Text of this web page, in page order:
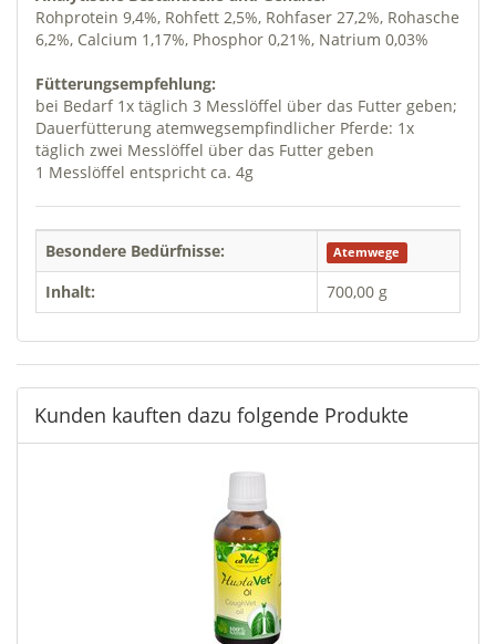
Rohprotein 9,4%, Rohfett 2,5%, Rohfaser 27,2%, Rohasche
6,2%, Calcium 1,17%, Phosphor 0,21%, Natrium 0,03%
Fütterungsempfehlung:
bei Bedarf 1x täglich 3 Messlöffel über das Futter geben;
Dauerfütterung atemwegsempfindlicher Pferde: 1x
täglich zwei Messlöffel über das Futter geben
1 Messlöffel entspricht ca. 4g
Besondere Bedürfnisse: Atemwege
Inhalt: 700,00 g
Kunden kauften dazu folgende Produkte